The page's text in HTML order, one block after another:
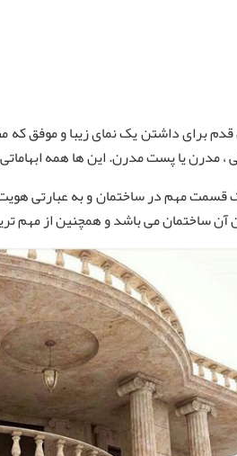
قدم برای داشتن یک نمای زیبا و موفق
، مدرن یا پست مدرن. این ها همه
قسمت مهم در ساختمان و به عبارتی
آن ساختمان می باشد و همچنین از مهم